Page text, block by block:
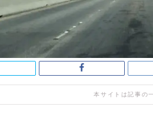
本サイトは記事の